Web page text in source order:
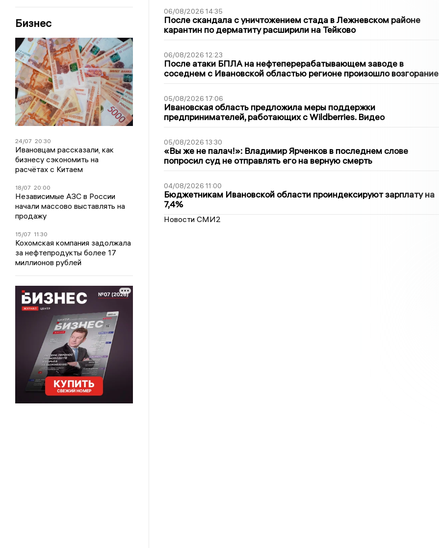
Бизнес
24/07 20:30
Ивановцам рассказали, как
бизнесу сэкономить на
расчётах с Китаем
18/07 20:00
Независимые АЗС в России
начали массово выставлять на
продажу
15/07 11:30
Кохомская компания задолжала
за нефтепродукты более 17
миллионов рублей
06/08/2026 14:35
После скандала с уничтожением стада в Лежневском районе
карантин по дерматиту расширили на Тейково
06/08/2026 12:23
После атаки БПЛА на нефтеперерабатывающем заводе в
соседнем с Ивановской областью регионе произошло возгорание
05/08/2026 17:06
Ивановская область предложила меры поддержки
предпринимателей, работающих с Wildberries. Видео
05/08/2026 13:30
«Вы же не палач!»: Владимир Ярченков в последнем слове
попросил суд не отправлять его на верную смерть
04/08/2026 11:00
Бюджетникам Ивановской области проиндексируют зарплату на
7,4%
Новости СМИ2